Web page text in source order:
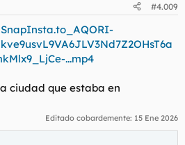
#4.009
...mp4
ciudad que estaba en
Editado cobardemente: 15 Ene 2026